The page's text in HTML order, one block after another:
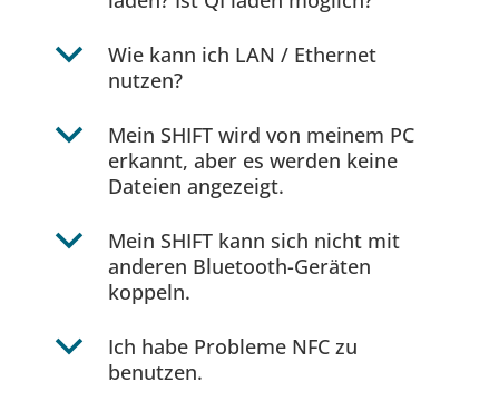
b
Wie kann ich LAN / Ethernet
nutzen?
b
Mein SHIFT wird von meinem PC
erkannt, aber es werden keine
Dateien angezeigt.
b
Mein SHIFT kann sich nicht mit
anderen Bluetooth-Geräten
koppeln.
b
Ich habe Probleme NFC zu
benutzen.